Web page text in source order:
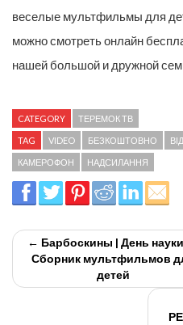
веселые мультфильмы для
можно смотреть онлайн
нашей большой и дружной
CATEGORY ТЕРЕМОК ТВ
TAG VIDEO БЕЗКОШТОВНО
КАМЕРОФОН НАДСИЛАННЯ
← Барбоскины | День науки
Сборник мультфильмов
детей